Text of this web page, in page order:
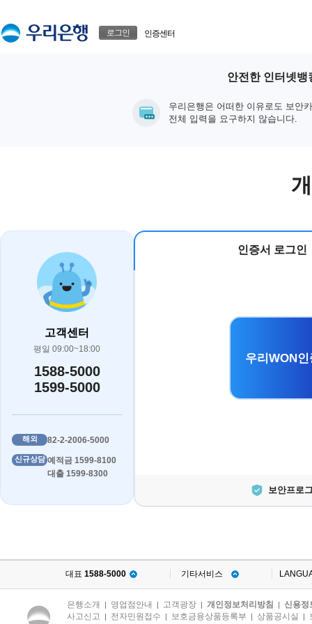
로그인 인증센터
안전한 인터넷뱅
우리은행은 어떠한 이유로도 보안
전체 입력을 요구하지 않습니다.
고객센터
평일 09:00~18:00
1588-5000
1599-5000
해외 82-2-2006-5000
신규상담 예적금 1599-8100
대출 1599-8300
인증서 로그인
우리WON
보안프로
대표 1588-5000 기타서비스
은행소개 | 영업점안내 | 고객광장 | 개인정보처리방침 | 신용정
사고신고 | 전자민원접수 | 보호금융상품등록부 | 상품공시실 |